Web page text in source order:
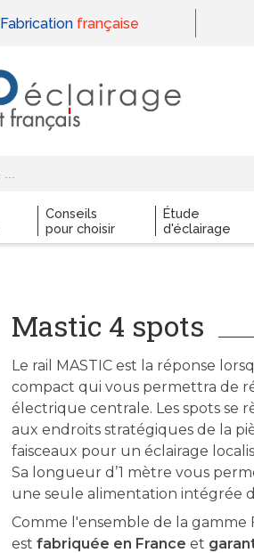
Fabrication française
Conseils
pour choisir
Étude
d'éclairage
Mastic 4 spots
Le rail MASTIC est la réponse
compact qui vous permettra de
électrique centrale. Les spots se
aux endroits stratégiques de la
faisceaux pour un éclairage
Sa longueur d’1 mètre vous
une seule alimentation intégrée
Comme l'ensemble de la gamme
est fabriquée en France et